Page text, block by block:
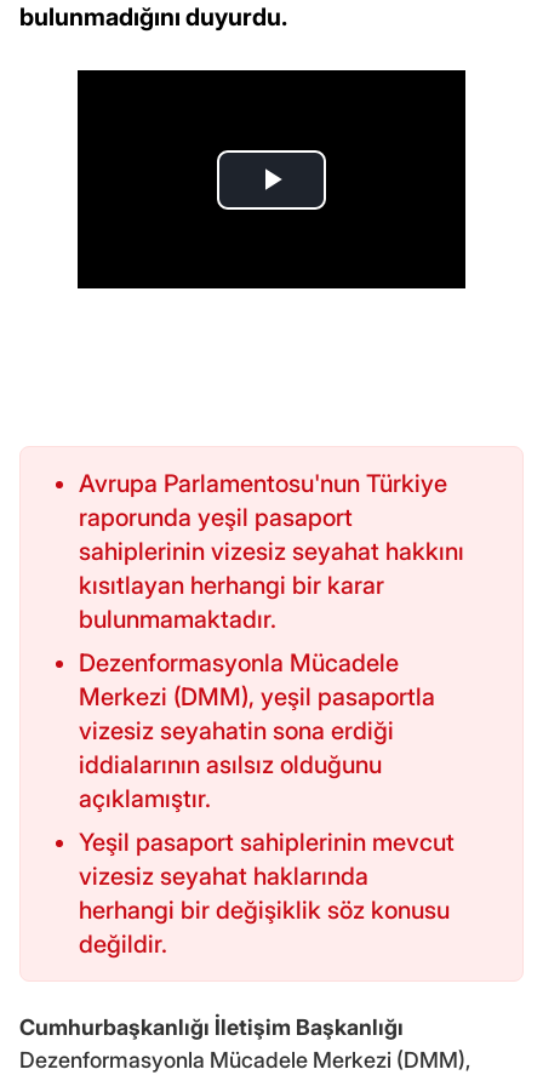
bulunmadığını duyurdu.
Avrupa Parlamentosu'nun Türkiye
raporunda yeşil pasaport
sahiplerinin vizesiz seyahat hakkını
kısıtlayan herhangi bir karar
bulunmamaktadır.
Dezenformasyonla Mücadele
Merkezi (DMM), yeşil pasaportla
vizesiz seyahatin sona erdiği
iddialarının asılsız olduğunu
açıklamıştır.
Yeşil pasaport sahiplerinin mevcut
vizesiz seyahat haklarında
herhangi bir değişiklik söz konusu
değildir.
Cumhurbaşkanlığı İletişim Başkanlığı
Dezenformasyonla Mücadele Merkezi (DMM),